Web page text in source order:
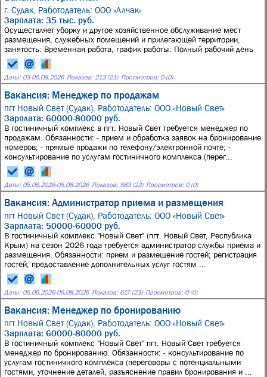
г. Судак, Работодатель: ООО «Алчак»
Зарплата: 35 тыс. руб.
Осуществляет уборку и другое хозяйственное обслуживание мест
размещения, служебных помещений и прилегающей территории,
занятость: Временная работа, график работы: Полный рабочий день
Даты: 03-05.08.2026 Показов: 213 (21) Просмотров: 0 (0)
Вакансия: Менеджер по продажам
пгт Новый Свет (Судак), Работодатель: ООО «Новый Свет»
Зарплата: 60000-80000 руб.
В гостиничный комплекс в пгт. Новый Свет требуется менеджер по
продажам. Обязанности: - прием и обработка заявок на бронирование
номеров; - прямые продажи по телефону/электронной почте; -
консультирование по услугам гостиничного комплекса (перег...
Даты: 05.06.2026-05.08.2026 Показов: 583 (23) Просмотров: 0 (0)
Вакансия: Администратор приема и размещения
пгт Новый Свет (Судак), Работодатель: ООО «Новый Свет»
Зарплата: 50000-60000 руб.
В гостиничный комплекс "Новый Свет" (пгт. Новый Свет, Республика
Крым) на сезон 2026 года требуется администратор службы приема и
размещения. Обязанности: прием и размещение гостей; регистрация
гостей; предоставление дополнительных услуг гостям ...
Даты: 05.06.2026-05.08.2026 Показов: 617 (23) Просмотров: 0 (0)
Вакансия: Менеджер по бронированию
пгт Новый Свет (Судак), Работодатель: ООО «Новый Свет»
Зарплата: 60000-80000 руб.
В гостиничный комплекс "Новый Свет" пгт. Новый Свет требуется
менеджер по бронированию. Обязанности: - консультирование по
услугам гостиничного комплекса (переговоры с потенциальными
гостями, уточнение деталей, разъяснение правил бронирования и ...